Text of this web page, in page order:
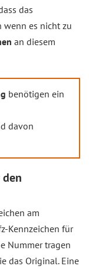
das
wenn es nicht zu
an diesem
benötigen ein
davon
am
Kennzeichen für
Nummer tragen
das Original. Eine